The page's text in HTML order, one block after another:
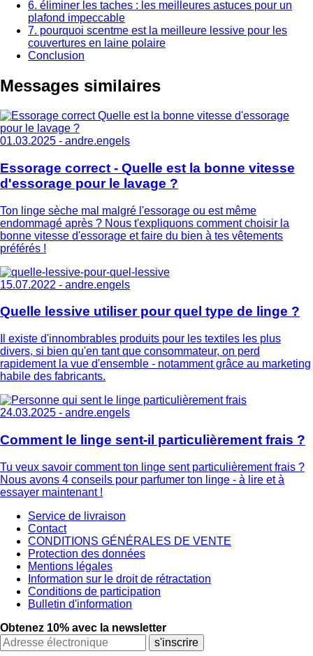
6. éliminer les taches : les meilleures astuces pour un
plafond impeccable
7. pourquoi scentme est la meilleure lessive pour les
couvertures en laine polaire
Conclusion
Messages similaires
01.03.2025 - andre.engels
Essorage correct - Quelle est la bonne vitesse
d'essorage pour le lavage ?
Ton linge sèche mal malgré l'essorage ou est même
endommagé après ? Nous t'expliquons comment choisir la
bonne vitesse d'essorage et faire du bien à tes vêtements
préférés !
15.07.2022 - andre.engels
Quelle lessive utiliser pour quel type de linge ?
Il existe d'innombrables produits pour les textiles les plus
divers, si bien qu'en tant que consommateur, on perd
rapidement la vue d'ensemble - notamment grâce au marketing
habile des fabricants.
24.03.2025 - andre.engels
Comment le linge sent-il particulièrement frais ?
Tu veux savoir comment ton linge sent particulièrement frais ?
Nous avons 4 conseils pour parfumer ton linge - à lire et à
essayer maintenant !
Service de livraison
Contact
CONDITIONS GÉNÉRALES DE VENTE
Protection des données
Mentions légales
Information sur le droit de rétractation
Conditions de participation
Bulletin d'information
Obtenez 10% avec la newsletter